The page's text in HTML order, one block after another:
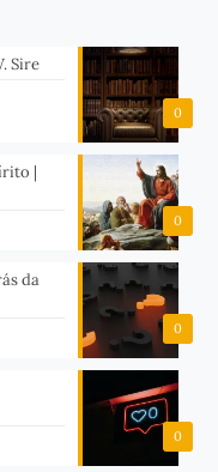
0
Sire
0
|
0
da
0